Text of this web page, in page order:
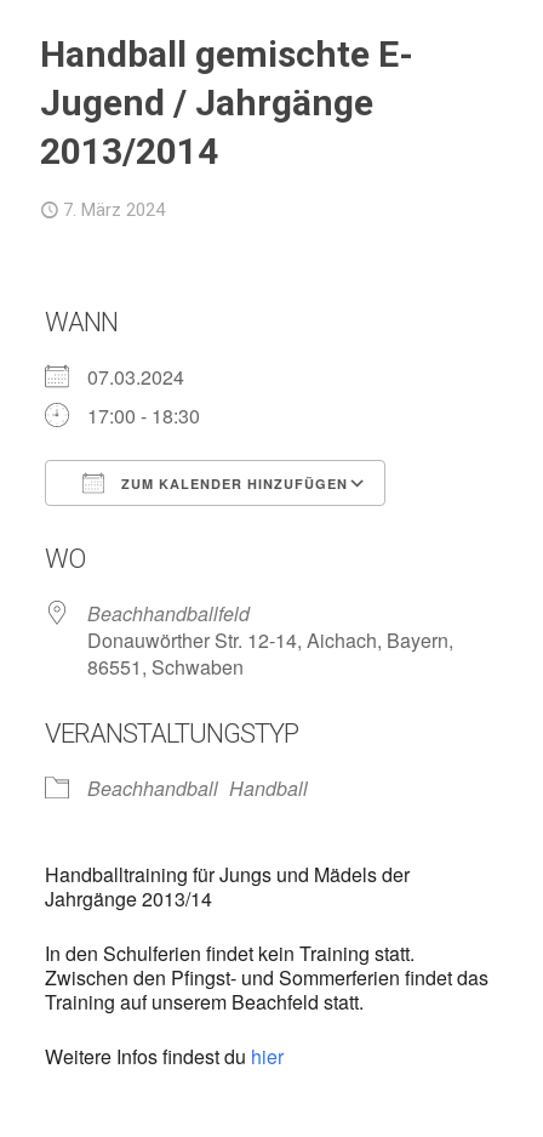
Handball gemischte E-
Jugend / Jahrgänge
2013/2014
7. März 2024
WANN
07.03.2024
17:00 - 18:30
ZUM KALENDER HINZUFÜGEN
WO
Beachhandballfeld
Donauwörther Str. 12-14, Aichach, Bayern,
86551, Schwaben
VERANSTALTUNGSTYP
Beachhandball Handball
Handballtraining für Jungs und Mädels der
Jahrgänge 2013/14
In den Schulferien findet kein Training statt.
Zwischen den Pfingst- und Sommerferien findet das
Training auf unserem Beachfeld statt.
Weitere Infos findest du hier